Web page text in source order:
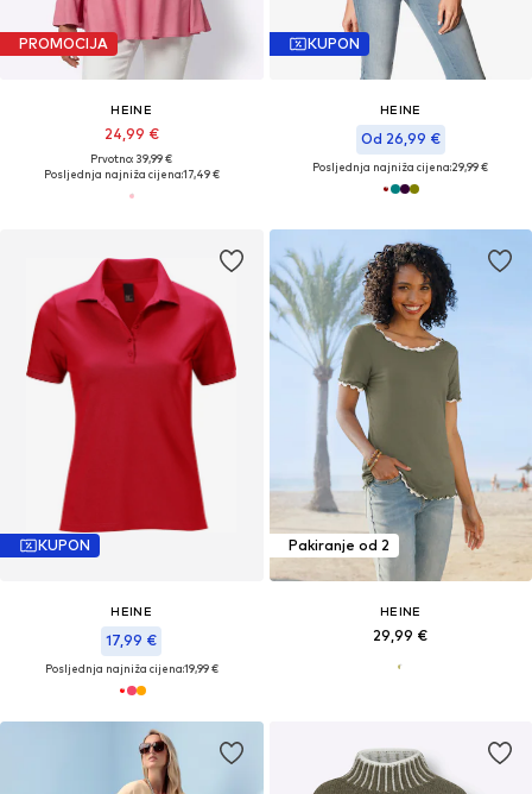
PROMOCIJA
HEINE
24,99 €
Prvotno: 39,99 €
Posljednja najniža cijena:17,49 €
KUPON
HEINE
Od 26,99 €
Posljednja najniža cijena:29,99 €
KUPON
HEINE
17,99 €
Posljednja najniža cijena:19,99 €
Pakiranje od 2
HEINE
29,99 €